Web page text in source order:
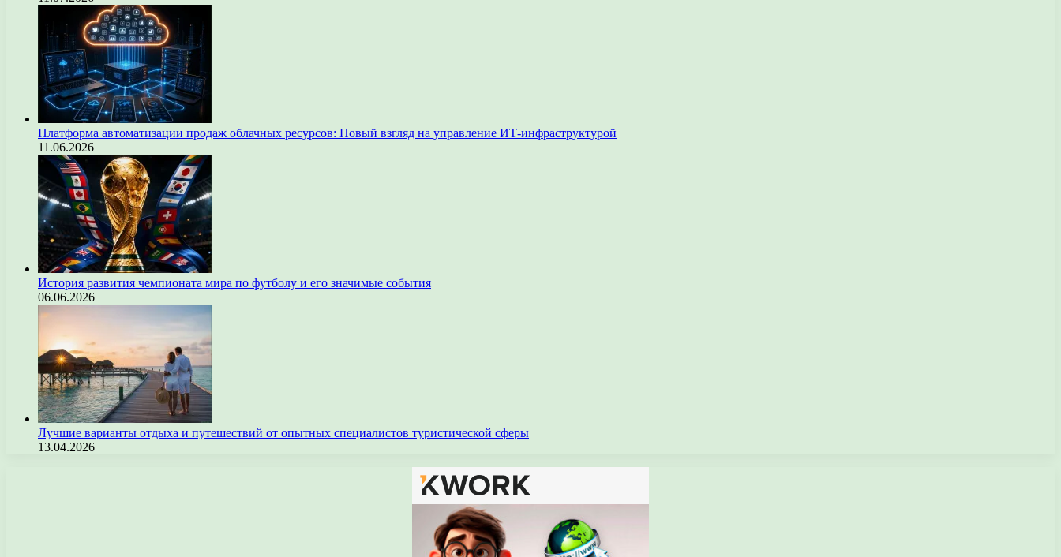
Платформа автоматизации продаж облачных ресурсов: Новый взгляд на управление ИТ-инфраструктурой
11.06.2026
История развития чемпионата мира по футболу и его значимые события
06.06.2026
Лучшие варианты отдыха и путешествий от опытных специалистов туристической сферы
13.04.2026